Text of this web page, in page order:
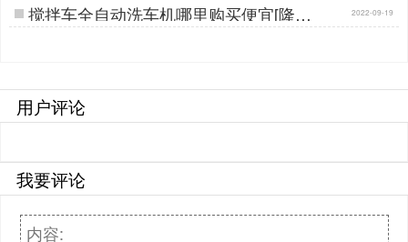
搅拌车全自动洗车机哪里购买便宜[隆茂
鑫晟]…
2022-09-19
用户评论
我要评论